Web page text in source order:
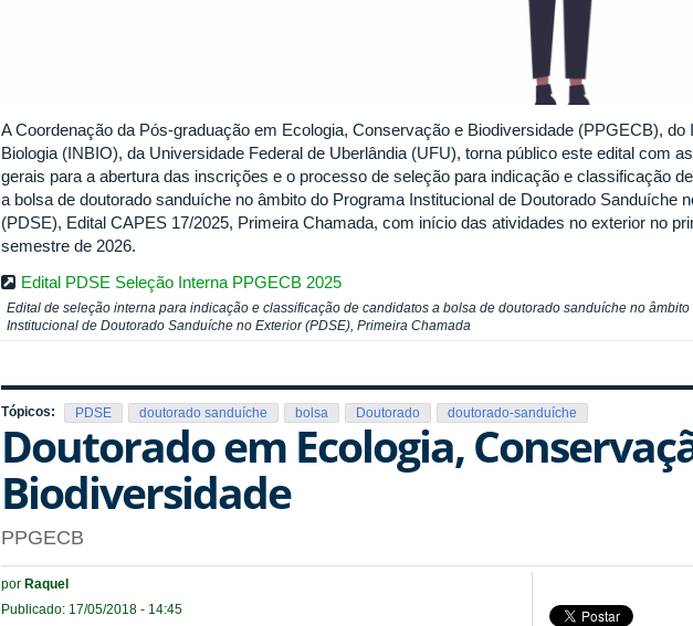
A Coordenação da Pós-graduação em Ecologia, Conservação e Biodiversidade (PPGECB), do
Biologia (INBIO), da Universidade Federal de Uberlândia (UFU), torna público este edital com
gerais para a abertura das inscrições e o processo de seleção para indicação e classificação
a bolsa de doutorado sanduíche no âmbito do Programa Institucional de Doutorado Sanduíche
(PDSE), Edital CAPES 17/2025, Primeira Chamada, com início das atividades no exterior no
semestre de 2026.
Edital PDSE Seleção Interna PPGECB 2025
Edital de seleção interna para indicação e classificação de candidatos a bolsa de doutorado sanduíche no âmbito
Institucional de Doutorado Sanduíche no Exterior (PDSE), Primeira Chamada
Tópicos: PDSE doutorado sanduíche bolsa Doutorado doutorado-sanduíche
Doutorado em Ecologia,
Biodiversidade
PPGECB
por Raquel
Publicado: 17/05/2018 - 14:45